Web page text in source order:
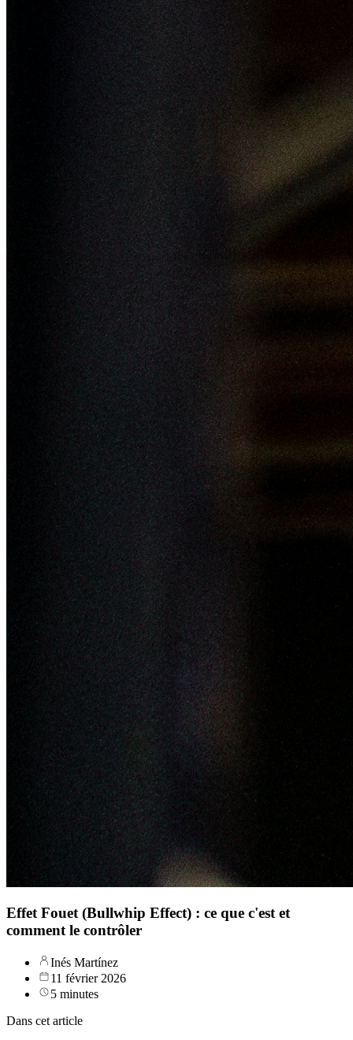
Effet Fouet (Bullwhip Effect) : ce que c'est et
comment le contrôler
Inés Martínez
11 février 2026
5 minutes
Dans cet article